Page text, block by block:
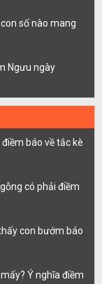
số nào mang
Ngưu ngày
báo về tắc kè
có phải điềm
con bướm báo
Ý nghĩa điềm